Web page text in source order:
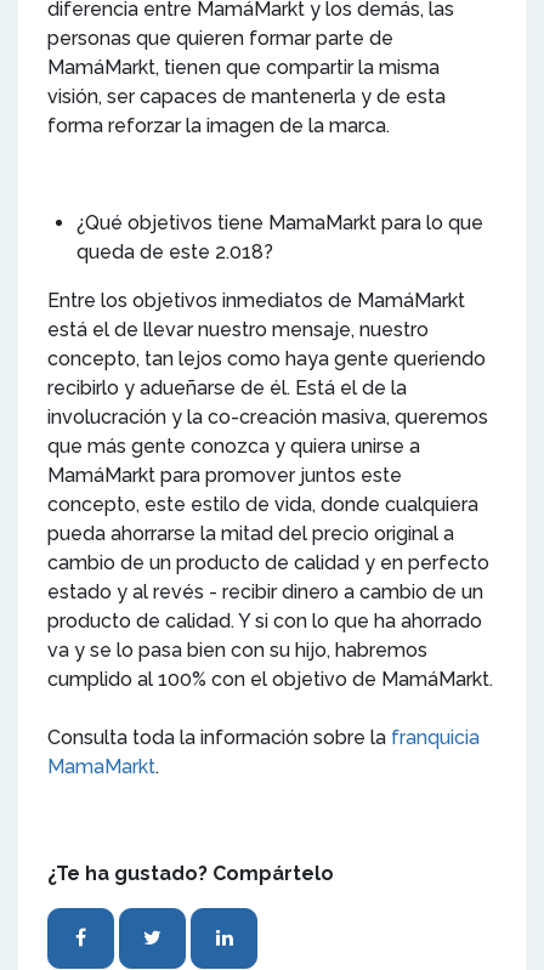
diferencia entre MamáMarkt y los demás, las
personas que quieren formar parte de
MamáMarkt, tienen que compartir la misma
visión, ser capaces de mantenerla y de esta
forma reforzar la imagen de la marca.
¿Qué objetivos tiene MamaMarkt para lo que
queda de este 2.018?
Entre los objetivos inmediatos de MamáMarkt
está el de llevar nuestro mensaje, nuestro
concepto, tan lejos como haya gente queriendo
recibirlo y adueñarse de él. Está el de la
involucración y la co-creación masiva, queremos
que más gente conozca y quiera unirse a
MamáMarkt para promover juntos este
concepto, este estilo de vida, donde cualquiera
pueda ahorrarse la mitad del precio original a
cambio de un producto de calidad y en perfecto
estado y al revés - recibir dinero a cambio de un
producto de calidad. Y si con lo que ha ahorrado
va y se lo pasa bien con su hijo, habremos
cumplido al 100% con el objetivo de MamáMarkt.
Consulta toda la información sobre la franquicia
MamaMarkt.
¿Te ha gustado? Compártelo